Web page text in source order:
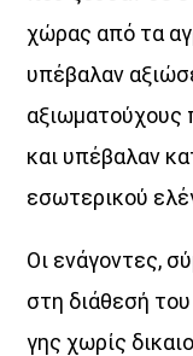
χώρας από τα
υπέβαλαν
αξιωµατούχους
και υπέβαλαν
εσωτερικού
Οι ενάγοντες,
στη διάθεσή
γης χωρίς